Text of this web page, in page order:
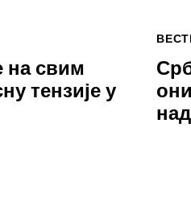
на свим
тензије у